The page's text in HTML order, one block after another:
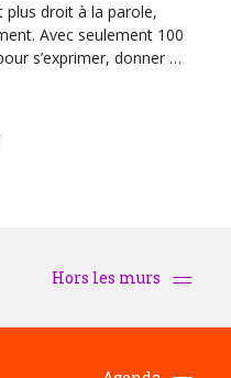
plus droit à la parole,
Avec seulement 100
s’exprimer, donner …
Hors les murs